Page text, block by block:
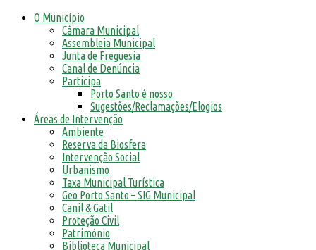
O Município
Câmara Municipal
Assembleia Municipal
Junta de Freguesia
Canal de Denúncia
Participa
Porto Santo é nosso
Sugestões/Reclamações/Elogios
Áreas de Intervenção
Ambiente
Reserva da Biosfera
Intervenção Social
Urbanismo
Taxa Municipal Turística
Geo Porto Santo – SIG Municipal
Canil & Gatil
Proteção Civil
Património
Biblioteca Municipal